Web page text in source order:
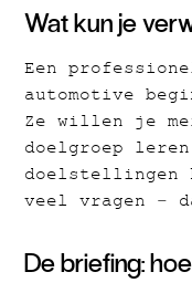
Wat kun je
Een
automotive
Ze willen je
doelgroep
doelstellingen
veel vragen –
De briefing: